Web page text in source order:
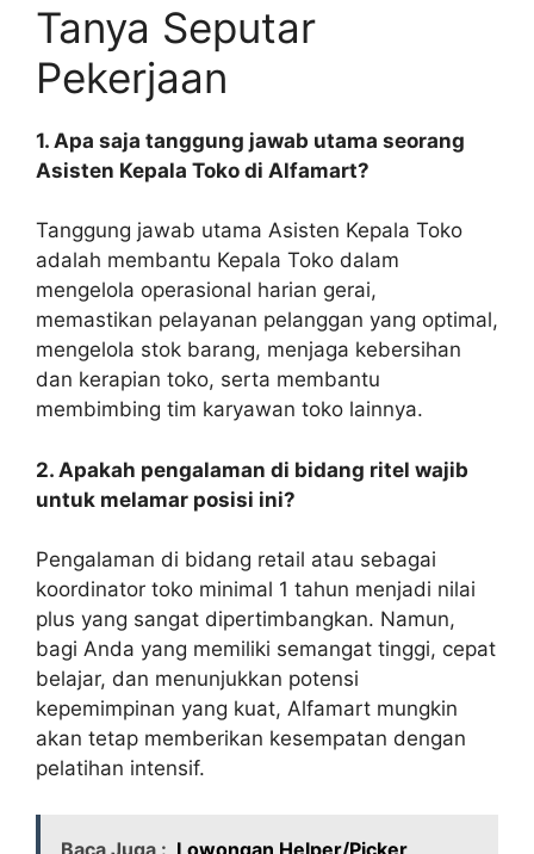
Tanya Seputar
Pekerjaan
1. Apa saja tanggung jawab utama seorang
Asisten Kepala Toko di Alfamart?
Tanggung jawab utama Asisten Kepala Toko
adalah membantu Kepala Toko dalam
mengelola operasional harian gerai,
memastikan pelayanan pelanggan yang optimal,
mengelola stok barang, menjaga kebersihan
dan kerapian toko, serta membantu
membimbing tim karyawan toko lainnya.
2. Apakah pengalaman di bidang ritel wajib
untuk melamar posisi ini?
Pengalaman di bidang retail atau sebagai
koordinator toko minimal 1 tahun menjadi nilai
plus yang sangat dipertimbangkan. Namun,
bagi Anda yang memiliki semangat tinggi, cepat
belajar, dan menunjukkan potensi
kepemimpinan yang kuat, Alfamart mungkin
akan tetap memberikan kesempatan dengan
pelatihan intensif.
Baca Juga : Lowongan Helper/Picker